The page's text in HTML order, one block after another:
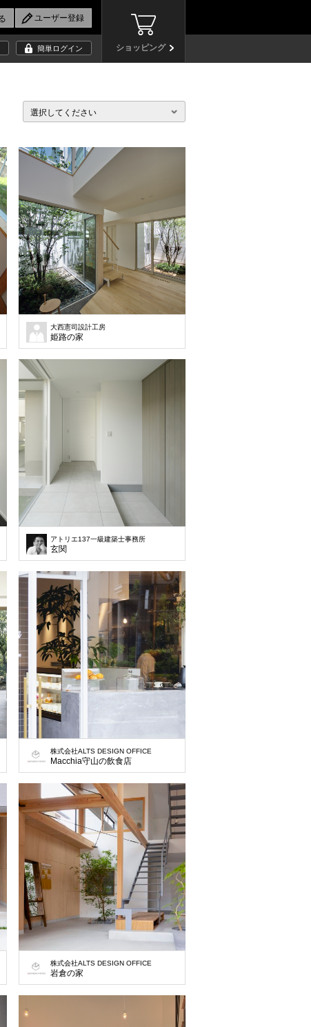
ショッピング
簡単ログイン
選択してください
大西憲司設計工房
姫路の家
アトリエ137一級建築士事務所
玄関
株式会社ALTS DESIGN OFFICE
Macchia守山の飲食店
株式会社ALTS DESIGN OFFICE
岩倉の家